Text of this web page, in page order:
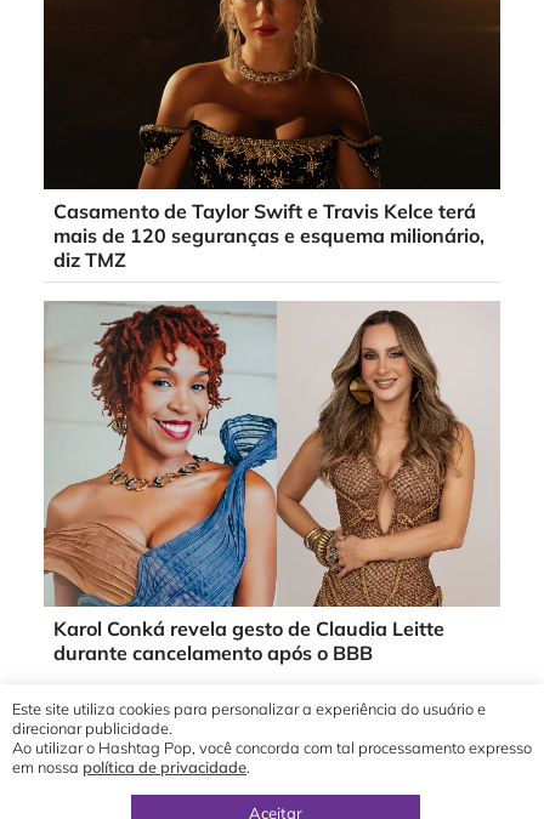
Casamento de Taylor Swift e Travis Kelce terá
mais de 120 seguranças e esquema milionário,
diz TMZ
Karol Conká revela gesto de Claudia Leitte
durante cancelamento após o BBB
Este site utiliza cookies para personalizar a experiência do usuário e
direcionar publicidade.
Ao utilizar o Hashtag Pop, você concorda com tal processamento expresso
em nossa política de privacidade
Aceitar